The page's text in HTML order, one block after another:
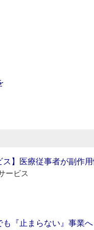
】医療従事者が副作
ービス
も『止まらない』事業